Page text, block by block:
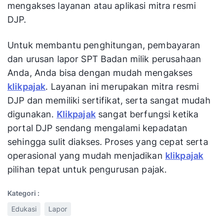
mengakses layanan atau aplikasi mitra resmi
DJP.
Untuk membantu penghitungan, pembayaran
dan urusan lapor SPT Badan milik perusahaan
Anda, Anda bisa dengan mudah mengakses
klikpajak. Layanan ini merupakan mitra resmi
DJP dan memiliki sertifikat, serta sangat mudah
digunakan. Klikpajaksangat berfungsi ketika
portal DJP sendang mengalami kepadatan
sehingga sulit diakses. Proses yang cepat serta
operasional yang mudah menjadikan klikpajak
pilihan tepat untuk pengurusan pajak.
Kategori :
Edukasi
Lapor